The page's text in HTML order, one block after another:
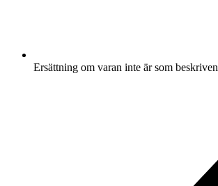
Ersättning om varan inte är som beskriven